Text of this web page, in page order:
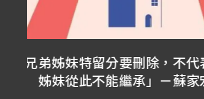
大S孝親房恐不保？開箱我
囑：這是我想保護媽媽的及